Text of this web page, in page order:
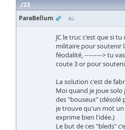
23
ParaBellum
JC le truc c'est que si
militaire pour soutenir
féodalité, ---------> tu
coute 3 or pour
La solution c'est de
Moi quand je joue solo
des "bouseux" (désolé
je trouve qu'un mot un
exprime bien l'idée.)
Le but de ces "bleds"